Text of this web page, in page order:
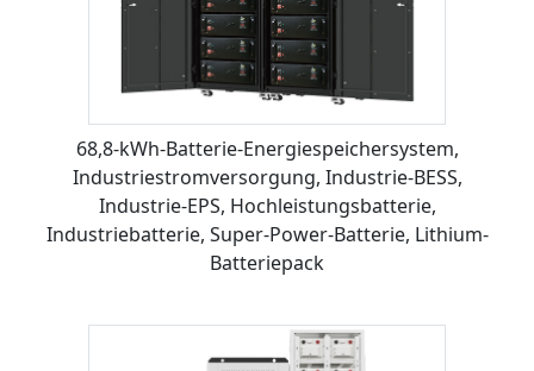
68,8-kWh-Batterie-Energiespeichersystem,
Industriestromversorgung, Industrie-BESS,
Industrie-EPS, Hochleistungsbatterie,
Industriebatterie, Super-Power-Batterie, Lithium-
Batteriepack